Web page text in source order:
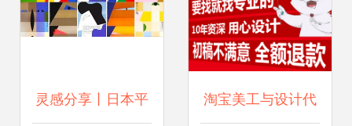
灵感分享丨日本平 淘宝美工与设计代